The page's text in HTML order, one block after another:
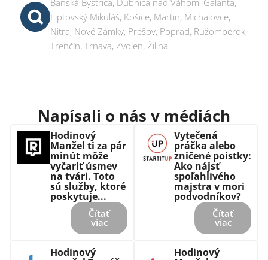
Liptovský Mikuláš, Košice, Martin, Michalovce,
Nitra, Nové Zámky, Prešov, Poprad, Ružomberok,
Trenčín, Trnava, Zvolen, Žilina.
Napísali o nás v médiách
Hodinový
Manžel ti za pár
minút môže
vyčariť úsmev
na tvári. Toto
sú služby, ktoré
poskytuje...
Čítať
viac
Vytečená
práčka alebo
zničené poistky:
Ako nájsť
spoľahlivého
majstra v mori
podvodníkov?
Čítať
viac
Hodinový Hodinový